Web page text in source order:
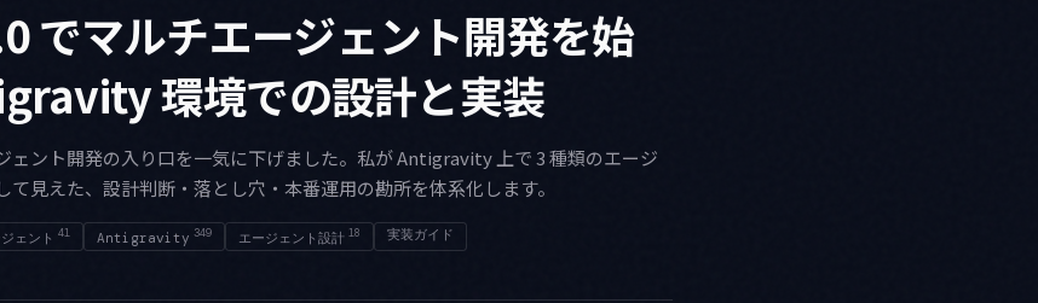
でマルチエージェント開発を始
環境での設計と実装
ェント開発の入り口を一気に下げました。私が Antigravity 上で 3 種類のエージ
て見えた、設計判断・落とし穴・本番運用の勘所を体系化します。
ェント 41 Antigravity 349 エージェント設計 18 実装ガイド